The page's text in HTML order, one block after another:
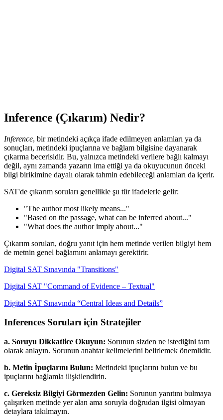
Inference (Çıkarım) Nedir?
Inference, bir metindeki açıkça ifade edilmeyen anlamları ya da
sonuçları, metindeki ipuçlarına ve bağlam bilgisine dayanarak
çıkarma becerisidir. Bu, yalnızca metindeki verilere bağlı kalmayı
değil, aynı zamanda yazarın ima ettiği ya da okuyucunun önceki
bilgi birikimine dayalı olarak tahmin edebileceği anlamları da içerir.
SAT'de çıkarım soruları genellikle şu tür ifadelerle gelir:
"The author most likely means..."
"Based on the passage, what can be inferred about..."
"What does the author imply about..."
Çıkarım soruları, doğru yanıt için hem metinde verilen bilgiyi hem
de metnin genel bağlamını anlamayı gerektirir.
Digital SAT Sınavında "Transitions"
Digital SAT "Command of Evidence – Textual"
Digital SAT Sınavında “Central Ideas and Details”
Inferences Soruları için Stratejiler
a. Soruyu Dikkatlice Okuyun: Sorunun sizden ne istediğini tam
olarak anlayın. Sorunun anahtar kelimelerini belirlemek önemlidir.
b. Metin İpuçlarını Bulun: Metindeki ipuçlarını bulun ve bu
ipuçlarını bağlamla ilişkilendirin.
c. Gereksiz Bilgiyi Görmezden Gelin: Sorunun yanıtını bulmaya
çalışırken metinde yer alan ama soruyla doğrudan ilgisi olmayan
detaylara takılmayın.